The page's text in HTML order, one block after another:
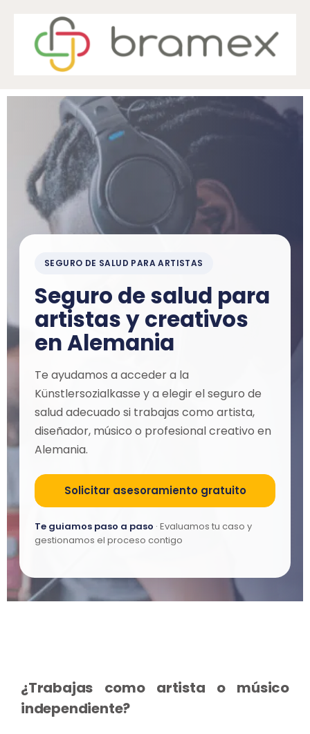
SEGURO DE SALUD PARA ARTISTAS
Seguro de salud para
artistas y creativos
en Alemania
Te ayudamos a acceder a la
Künstlersozialkasse y a elegir el seguro de
salud adecuado si trabajas como artista,
diseñador, músico o profesional creativo en
Alemania.
Solicitar asesoramiento gratuito
Te guiamos paso a paso · Evaluamos tu caso y
gestionamos el proceso contigo
¿Trabajas como artista o músico
independiente?